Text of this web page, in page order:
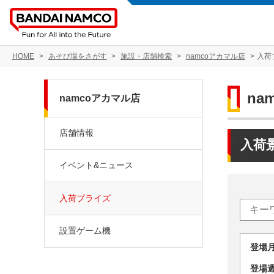
HOME あそび場をさがす 施設・店舗検索 namcoアカマル店 入荷
入荷
登
登
namcoアカマル店
店舗情報
イベント&ニュース
入荷プライズ
設置ゲーム機